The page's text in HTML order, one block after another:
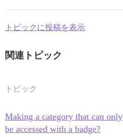
トピックに投稿を表示
関連トピック
トピック
Making a category that can only
be accessed with a badge?